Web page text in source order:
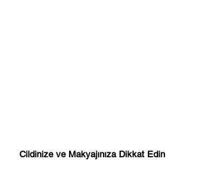
Cildinize ve Makyajınıza Dikkat Edin